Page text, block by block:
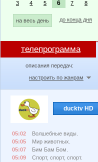
3 4 5 6 7 8
на весь день до конца дня
телепрограмма
описания передач:
настроить по жанрам
ducktv HD
05:02
Волшебные виды.
05:05
Мир животных.
05:07
Бим Бам Бом.
05:09
Спорт, спорт, спорт.